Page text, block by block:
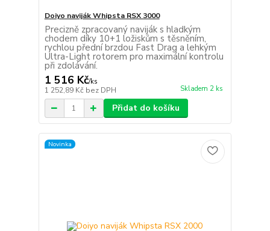
Doiyo naviják Whipsta RSX 3000
Precizně zpracovaný naviják s hladkým
chodem díky 10+1 ložiskům s těsněním,
rychlou přední brzdou Fast Drag a lehkým
Ultra-Light rotorem pro maximální kontrolu
při zdolávání.
1 516 Kč/ks
1 252,89 Kč bez DPH Skladem 2 ks
Přidat do košíku
Novinka